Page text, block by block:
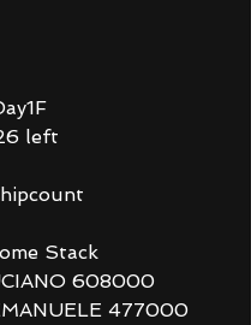
left
Stack
608000
477000